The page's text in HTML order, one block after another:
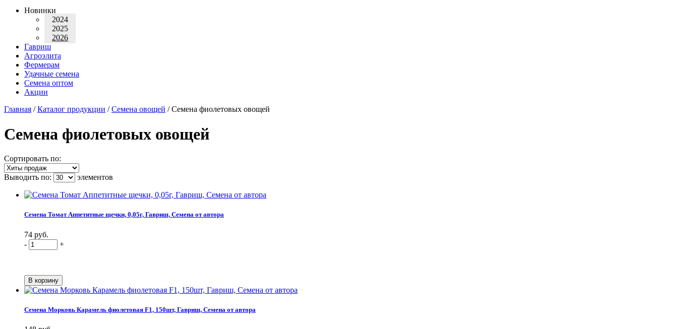
Новинки
2024
2025
2026
Гавриш
Агроэлита
Фермерам
Удачные семена
Семена оптом
Акции
Главная /Каталог продукции /Семена овощей /Семена фиолетовых овощей
Семена фиолетовых овощей
Сортировать по:
Выводить по: элементов
Семена Томат Аппетитные щечки, 0,05г, Гавриш, Семена от автора
74 руб.
-
+
Семена Морковь Карамель фиолетовая F1, 150шт, Гавриш, Семена от автора